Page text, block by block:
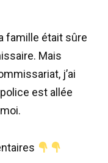
famille était sûre
Mais
j’ai
est allée